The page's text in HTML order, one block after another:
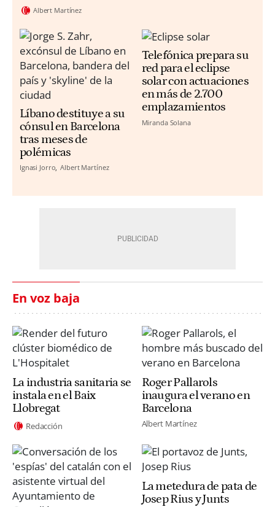
Albert Martínez
Líbano destituye a su
cónsul en Barcelona
tras meses de
polémicas
Ignasi Jorro Albert Martínez
Telefónica prepara su
red para el eclipse
solar con actuaciones
en más de 2.700
emplazamientos
Miranda Solana
En voz baja
La industria sanitaria se
instala en el Baix
Llobregat
Redacción
Roger Pallarols
inaugura el verano en
Barcelona
Albert Martínez
La metedura de pata de
Josep Rius y Junts